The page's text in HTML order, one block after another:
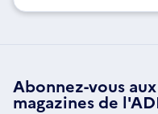
Abonnez-vous aux
magazines de